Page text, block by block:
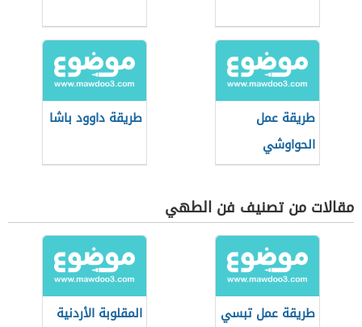
طريقة عمل
الحواوشي
طريقة داوود باشا
مقالات من تصنيف فن الطهي
طريقة عمل تبسي
المقلوبة الأردنية